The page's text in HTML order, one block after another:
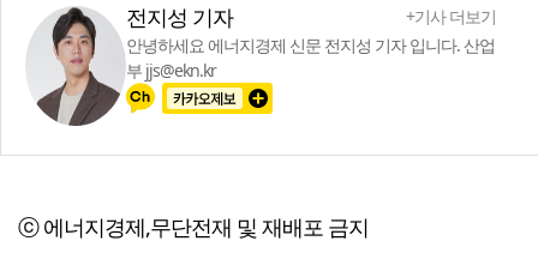
전지성 기자
+기사 더보기
안녕하세요 에너지경제 신문 전지성 기자 입니다. 산업
부 jjs@ekn.kr
ⓒ 에너지경제,무단전재 및 재배포 금지